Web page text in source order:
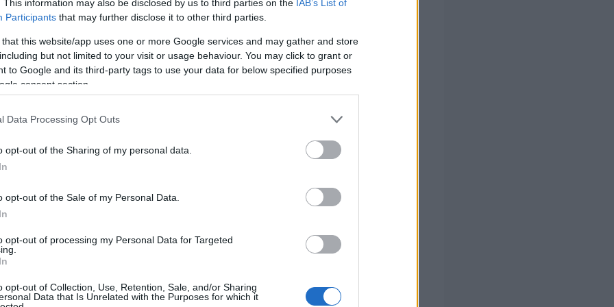
This information may also be disclosed by us to third parties on the IAB’s List of
Participants that may further disclose it to other third parties.
that this website/app uses one or more Google services and may gather and store
but not limited to your visit or usage behaviour. You may click to grant or
to Google and its third-party tags to use your data for below specified purposes
consent section.
Data Processing Opt Outs
opt-out of the Sharing of my personal data.
opt-out of the Sale of my Personal Data.
opt-out of processing my Personal Data for Targeted
opt-out of Collection, Use, Retention, Sale, and/or Sharing
Data that Is Unrelated with the Purposes for which it
ισοβαθμίες θα προηγείται ο υποψήφιος με τον μικρότερο
των υποψηφίων επισυνάπτονται οι πίνακες ισοβαθμούντων
και φθίνουσα σειρά βαθμολογίας.
ισοβαθμούντων
Αγγλικών σε μόνο 2 ημέρες στα χέρια σας
η πιο Εύκολη Πιστοποίηση Υπολογιστών σε 2